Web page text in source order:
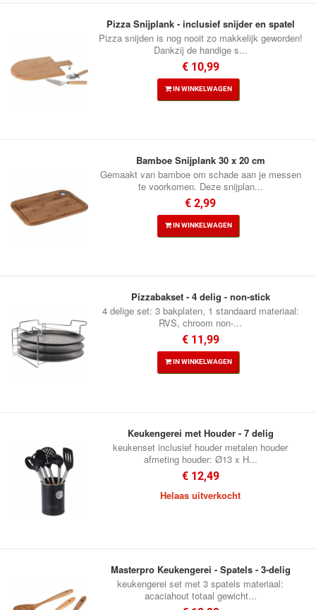
Pizza Snijplank - inclusief snijder en spatel
Pizza snijden is nog nooit zo makkelijk geworden!
Dankzij de handige s...
€ 10,99
IN WINKELWAGEN
Bamboe Snijplank 30 x 20 cm
Gemaakt van bamboe om schade aan je messen
te voorkomen. Deze snijplan...
€ 2,99
IN WINKELWAGEN
Pizzabakset - 4 delig - non-stick
4 delige set: 3 bakplaten, 1 standaard materiaal:
RVS, chroom non-...
€ 11,99
IN WINKELWAGEN
Keukengerei met Houder - 7 delig
keukenset inclusief houder metalen houder
afmeting houder: Ø13 x H...
€ 12,49
Helaas uitverkocht
Masterpro Keukengerei - Spatels - 3-delig
keukengerei set met 3 spatels materiaal:
acaciahout totaal gewicht...